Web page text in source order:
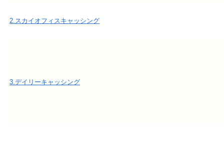
2.スカイオフィスキャッシング
3.デイリーキャッシング